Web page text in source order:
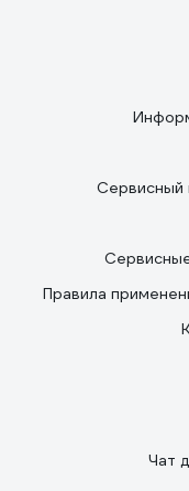
Сервисный
Правила
Чат